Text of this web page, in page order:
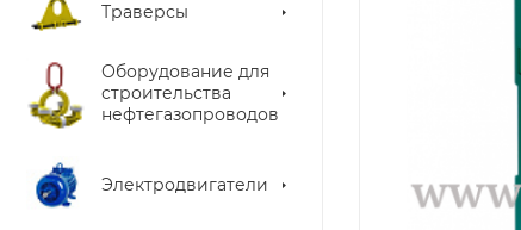
Траверсы
Оборудование для
строительства
нефтегазопроводов
Электродвигатели